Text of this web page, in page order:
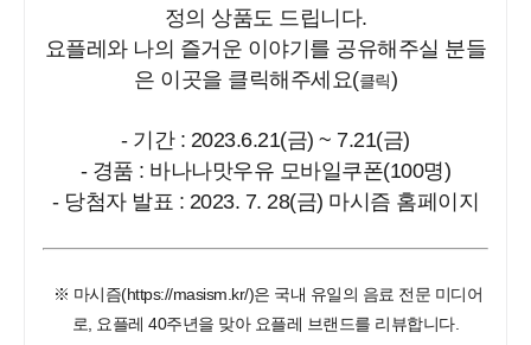
정의 상품도 드립니다.
요플레와 나의 즐거운 이야기를 공유해주실 분들
은 이곳을 클릭해주세요(클릭)
- 기간 : 2023.6.21(금) ~ 7.21(금)
- 경품 : 바나나맛우유 모바일쿠폰(100명)
- 당첨자 발표 : 2023. 7. 28(금) 마시즘 홈페이지
※ 마시즘(https://masism.kr/)은 국내 유일의 음료 전문 미디어
로, 요플레 40주년을 맞아 요플레 브랜드를 리뷰합니다.